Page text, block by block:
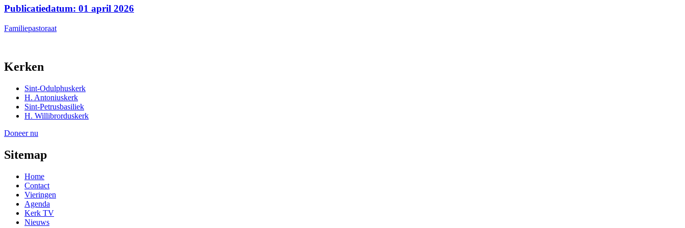
Publicatiedatum: 01 april 2026
Familiepastoraat
Kerken
Sint-Odulphuskerk
H. Antoniuskerk
Sint-Petrusbasiliek
H. Willibrorduskerk
Doneer nu
Sitemap
Home
Contact
Vieringen
Agenda
Kerk TV
Nieuws